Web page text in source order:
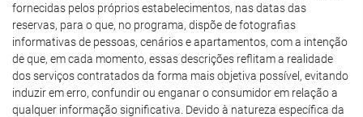
fornecidas pelos próprios estabelecimentos, nas datas das
reservas, para o que, no programa, dispõe de fotografias
informativas de pessoas, cenários e apartamentos, com a intenção
de que, em cada momento, essas descrições reflitam a realidade
dos serviços contratados da forma mais objetiva possível, evitando
induzir em erro, confundir ou enganar o consumidor em relação a
qualquer informação significativa. Devido à natureza específica da